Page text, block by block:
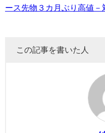
ース先物３カ月ぶり高値
この記事を書いた人